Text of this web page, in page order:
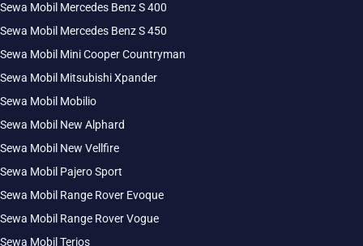
Sewa Mobil Mercedes Benz S 400
Sewa Mobil Mercedes Benz S 450
Sewa Mobil Mini Cooper Countryman
Sewa Mobil Mitsubishi Xpander
Sewa Mobil Mobilio
Sewa Mobil New Alphard
Sewa Mobil New Vellfire
Sewa Mobil Pajero Sport
Sewa Mobil Range Rover Evoque
Sewa Mobil Range Rover Vogue
Sewa Mobil Terios